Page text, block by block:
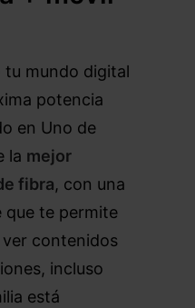
mundo digital
potencia
en Uno de
la mejor
fibra, con una
que te permite
contenidos
incluso
está